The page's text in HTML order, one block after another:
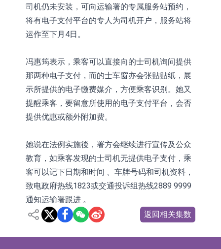
19.97%
司机仍未安装，可向运输署的专属服务站预约，
将有电子支付平台的专人为司机开户，服务站将
运作至下月4日。
冯惠筠表示，乘客可以直接向的士司机询问提供
那两种电子支付，而的士车窗亦会张贴贴纸，展
示所提供的电子缴费媒介，方便乘客识别。她又
提醒乘客，要留意所使用的电子支付平台，会否
提供优惠或额外附加费。
她说在法例实施後，署方会继续进行宣传及公众
教育，如乘客发现的士司机无提供电子支付，乘
客可以记下日期和时间 、车牌号码和司机资料，
致电政府热线1823或交通投诉组热线2889 9999
通知运输署跟进 。
返回相关集数